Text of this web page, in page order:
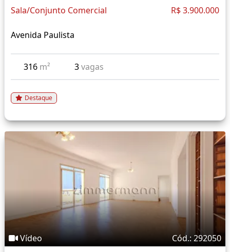
Sala/Conjunto Comercial R$ 3.900.000
Avenida Paulista
316 m² 3vagas
Destaque
Vídeo Cód.: 292050